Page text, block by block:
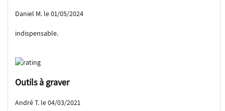
Daniel M. le 01/05/2024
indispensable.
Outils à graver
André T. le 04/03/2021